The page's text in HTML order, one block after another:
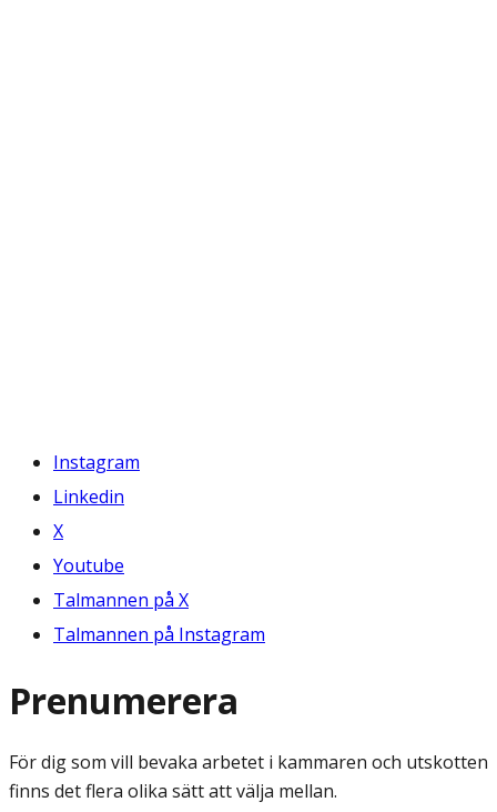
Instagram
Linkedin
X
Youtube
Talmannen på X
Talmannen på Instagram
Prenumerera
För dig som vill bevaka arbetet i kammaren och utskotten
finns det flera olika sätt att välja mellan.